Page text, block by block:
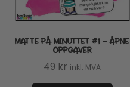
MATTE PÅ MINUTTET #1 – ÅPNE
OPPGAVER
49 kr inkl. MVA